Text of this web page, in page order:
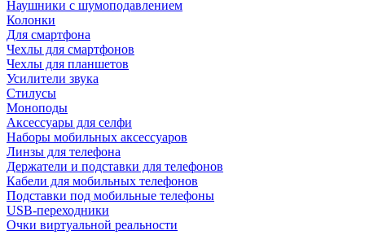
Наушники с шумоподавлением
Колонки
Для смартфона
Чехлы для смартфонов
Чехлы для планшетов
Усилители звука
Стилусы
Моноподы
Аксессуары для селфи
Наборы мобильных аксессуаров
Линзы для телефона
Держатели и подставки для телефонов
Кабели для мобильных телефонов
Подставки под мобильные телефоны
USB-переходники
Очки виртуальной реальности